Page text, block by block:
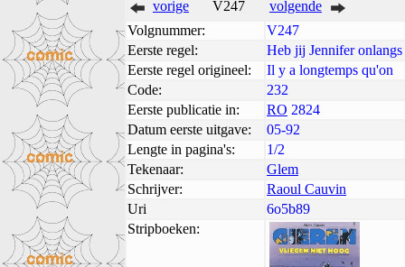
vorige
V247
volgende
Volgnummer:
V247
Eerste regel:
Heb jij Jennifer
Eerste regel origineel:
Il y a longtemps qu'on
Code:
232
Eerste publicatie in:
RO 2824
Datum eerste uitgave:
05-92
Lengte in pagina's:
1/2
Tekenaar:
Glem
Schrijver:
Raoul Cauvin
Uri
6o5b89
Stripboeken: